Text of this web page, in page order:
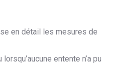
en détail les mesures de
entente n’a pu